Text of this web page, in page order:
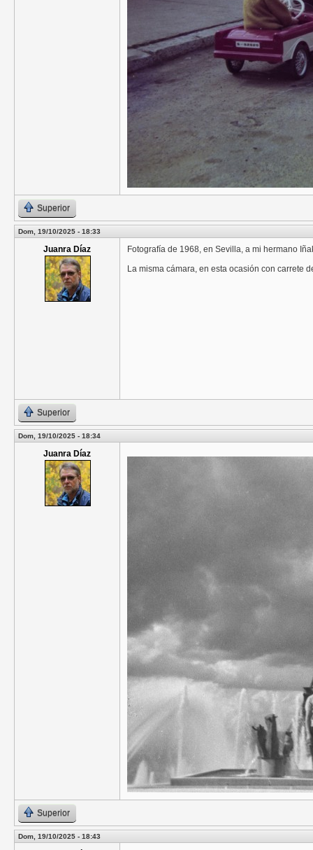
Superior
Dom, 19/10/2025 - 18:33
Juanra Díaz
Fotografía de 1968, en Sevilla, a mi hermano
La misma cámara, en esta ocasión con carrete
Superior
Dom, 19/10/2025 - 18:34
Juanra Díaz
Superior
Dom, 19/10/2025 - 18:43